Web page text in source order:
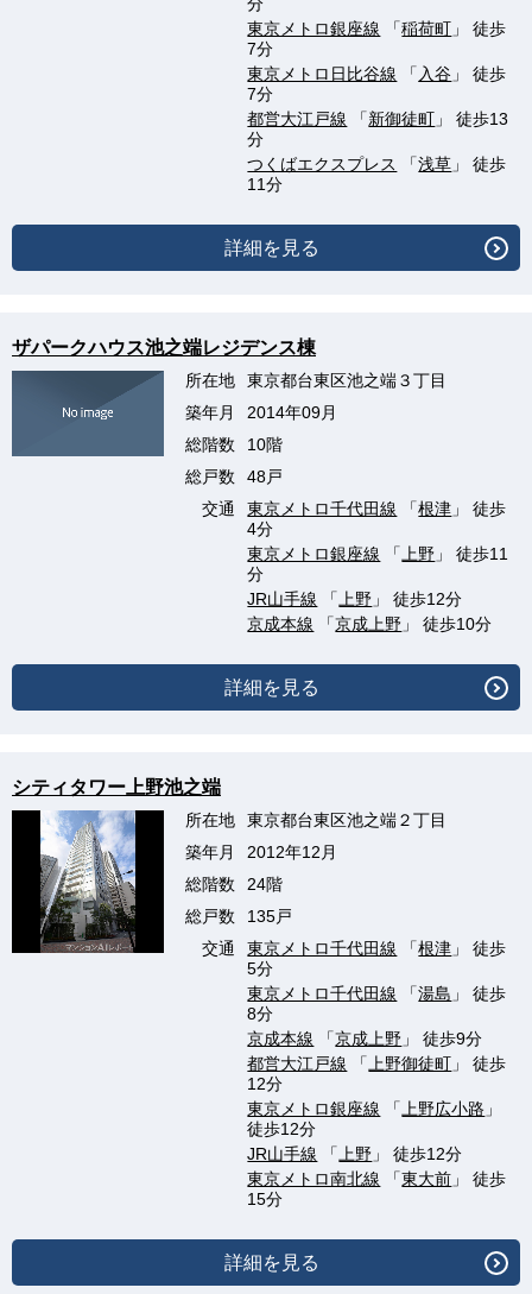
東京メトロ銀座線 「稲荷町 」 徒歩
7分
東京メトロ日比谷線 「 入谷 」 徒歩
7分
都営大江戸線 「新御徒町 」 徒歩13
分
つくばエクスプレス
「浅草 」 徒歩
11分
詳細を見る
ザパークハウス池之端レジデンス棟
所在地
東京都台東区池之端３丁目
築年月
2014年09月
総階数
10階
総戸数
48戸
交通
東京メトロ千代田線 「根津 」 徒歩
4分
東京メトロ銀座線 「 上野 」 徒歩11
分
JR山手線 「 上野 」 徒歩12分
京成本線 「京成上野 」 徒歩10分
詳細を見る
シティタワー上野池之端
所在地
東京都台東区池之端２丁目
築年月
2012年12月
総階数
24階
総戸数
135戸
交通
東京メトロ千代田線 「根津 」 徒歩
5分
東京メトロ千代田線 「湯島 」 徒歩
8分
京成本線 「京成上野 」 徒歩9分
都営大江戸線 「 上野御徒町 」 徒歩
12分
東京メトロ銀座線 「 上野広小路 」
徒歩12分
JR山手線 「 上野 」 徒歩12分
東京メトロ南北線 「東大前 」 徒歩
15分
詳細を見る